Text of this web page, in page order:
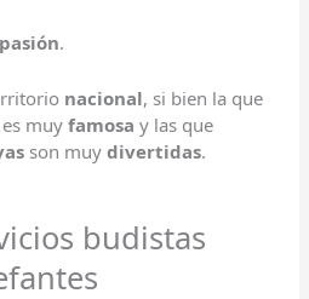
.
nacional, si bien la que
es muyfamosa y las que
son muydivertidas.
budistas